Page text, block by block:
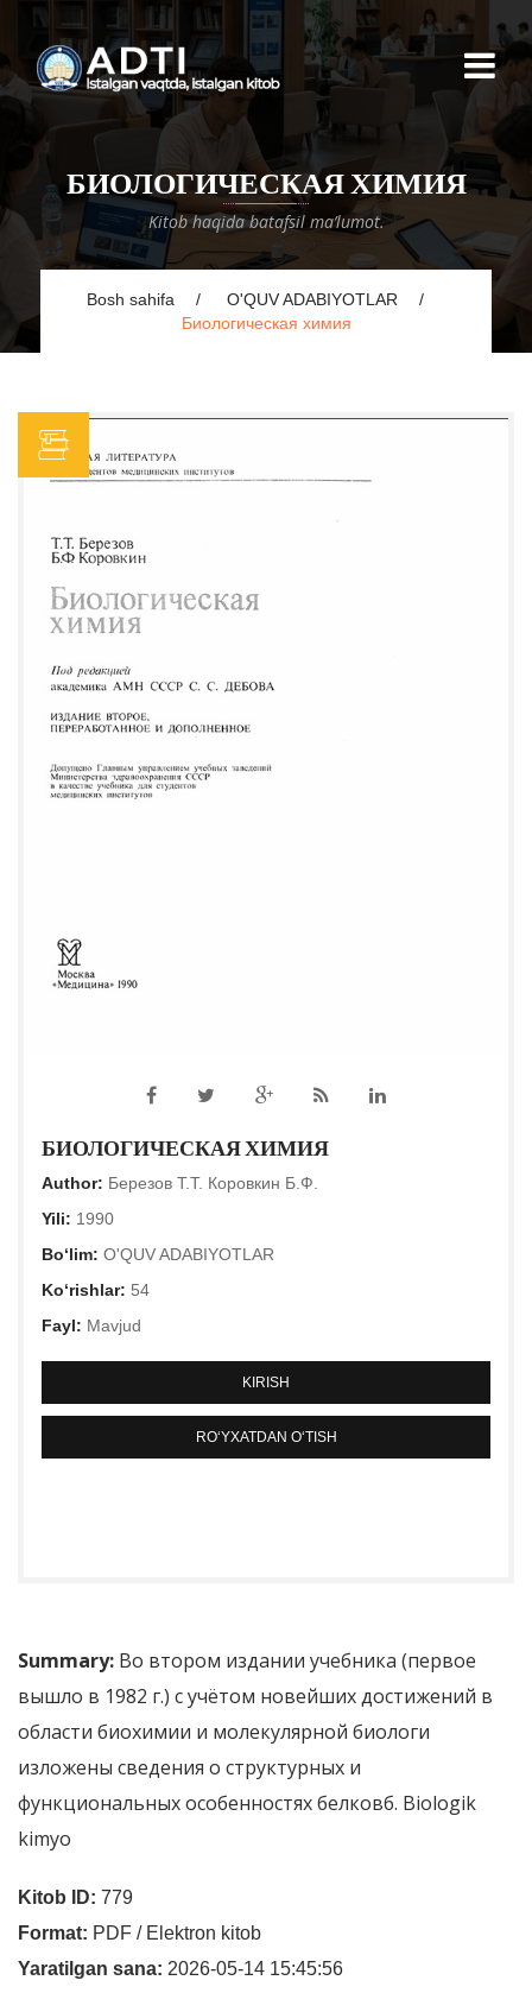
БИОЛОГИЧЕСКАЯ ХИМИЯ
Kitob haqida batafsil ma’lumot.
Bosh sahifa
O'QUV ADABIYOTLAR
Биологическая химия
БИОЛОГИЧЕСКАЯ ХИМИЯ
Author: Березов Т.Т. Коровкин Б.Ф.
Yili: 1990
Bo‘lim: O'QUV ADABIYOTLAR
Ko‘rishlar: 54
Fayl: Mavjud
KIRISH
RO‘YXATDAN O‘TISH
Summary: Во втором издании учебника (первое
вышло в 1982 г.) с учётом новейших достижений в
области биохимии и молекулярной биологи
изложены сведения о структурных и
функциональных особенностях белковб. Biologik
kimyo
Kitob ID: 779
Format: PDF / Elektron kitob
Yaratilgan sana: 2026-05-14 15:45:56